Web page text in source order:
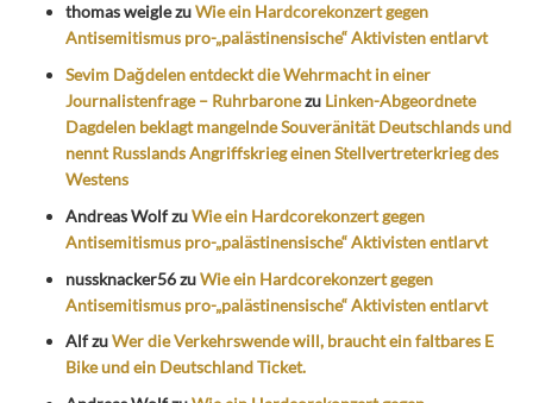
thomas weiglezuWie ein Hardcorekonzert gegen
Antisemitismus pro-„palästinensische“ Aktivisten entlarvt
Sevim Dağdelen entdeckt die Wehrmacht in einer
Journalistenfrage – Ruhrbaronezu Linken-Abgeordnete
Dagdelen beklagt mangelnde Souveränität Deutschlands und
nennt Russlands Angriffskrieg einen Stellvertreterkrieg des
Westens
Andreas WolfzuWie ein Hardcorekonzert gegen
Antisemitismus pro-„palästinensische“ Aktivisten entlarvt
nussknacker56zuWie ein Hardcorekonzert gegen
Antisemitismus pro-„palästinensische“ Aktivisten entlarvt
AlfzuWer die Verkehrswende will, braucht ein faltbares E
Bike und ein Deutschland Ticket.